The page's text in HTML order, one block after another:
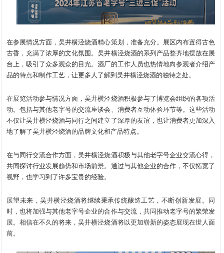
在参展情况方面，吴井横泾烧酒精心策划，准备充分。展区内布置得古色
古香，充满了浓厚的文化氛围。吴井横泾烧酒的系列产品整齐地摆放在展
台上，吸引了众多观众的目光。酒厂的工作人员也热情地向参观者介绍产
品的特点和制作工艺，让更多人了解到吴井横泾烧酒的独特之处。
在展览活动参与情况方面，吴井横泾烧酒积极参与了博览会组织的各项活
动。包括与其他老字号的交流座谈会、消费者互动体验环节等。这些活动
不仅让吴井横泾烧酒与同行之间建立了深厚的友谊，也让消费者更加深入
地了解了吴井横泾烧酒的品牌文化和产品特点。
在与同行交流合作方面，吴井横泾烧酒积极与其他老字号企业交流心得，
共同探讨行业发展趋势和市场前景。通过与其他企业的合作，不仅拓宽了
视野，也学习到了许多宝贵的经验。
展望未来，吴井横泾烧酒将继续秉承传统酿造工艺，不断创新发展。同
时，也将加强与其他老字号企业的合作与交流，共同推动老字号的繁荣发
展。相信在不久的将来，吴井横泾烧酒将以更加崭新的姿态展现在世人面
前。